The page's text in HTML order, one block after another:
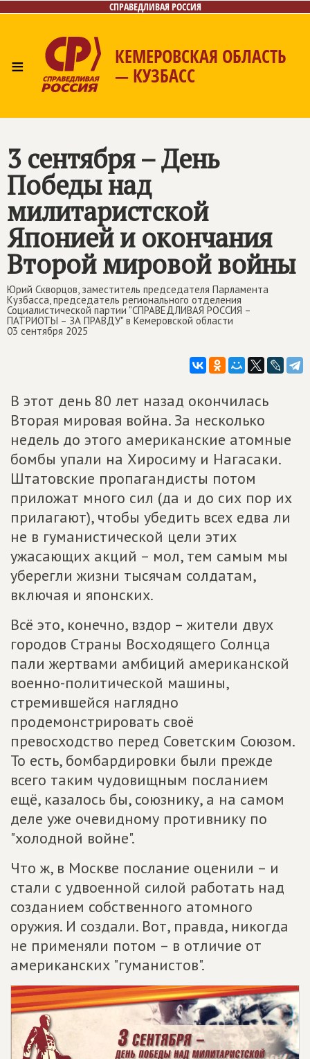
СПРАВЕДЛИВАЯ РОССИЯ
≡ КЕМЕРОВСКАЯ ОБЛАСТЬ
— КУЗБАСС
Фото/Видео Газета
3 сентября – День
Победы над
милитаристской
Японией и окончания
Второй мировой войны
Юрий Скворцов, заместитель председателя Парламента
Кузбасса, председатель регионального отделения
Социалистической партии "СПРАВЕДЛИВАЯ РОССИЯ –
ПАТРИОТЫ – ЗА ПРАВДУ" в Кемеровской области
03 сентября 2025
В этот день 80 лет назад окончилась
Вторая мировая война. За несколько
недель до этого американские атомные
бомбы упали на Хиросиму и Нагасаки.
Штатовские пропагандисты потом
приложат много сил (да и до сих пор их
прилагают), чтобы убедить всех едва ли
не в гуманистической цели этих
ужасающих акций – мол, тем самым мы
уберегли жизни тысячам солдатам,
включая и японских.
Всё это, конечно, вздор – жители двух
городов Страны Восходящего Солнца
пали жертвами амбиций американской
военно-политической машины,
стремившейся наглядно
продемонстрировать своё
превосходство перед Советским Союзом.
То есть, бомбардировки были прежде
всего таким чудовищным посланием
ещё, казалось бы, союзнику, а на самом
деле уже очевидному противнику по
"холодной войне".
Что ж, в Москве послание оценили – и
стали с удвоенной силой работать над
созданием собственного атомного
оружия. И создали. Вот, правда, никогда
не применяли потом – в отличие от
американских "гуманистов".